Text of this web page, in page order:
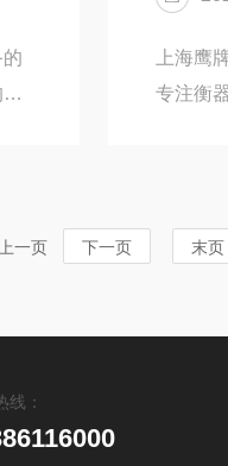
是一个
上海鹰
专注衡
储等领
能设计
一页 下一页 末页
线：